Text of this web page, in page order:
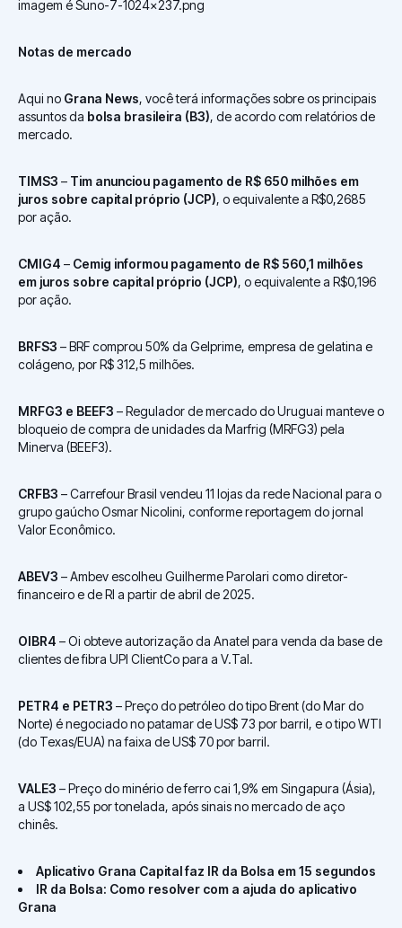
Notas de mercado
Aqui no Grana News, você terá informações sobre os principais
assuntos da bolsa brasileira (B3), de acordo com relatórios de
mercado.
TIMS3 – Tim anunciou pagamento de R$ 650 milhões em
juros sobre capital próprio (JCP), o equivalente a R$0,2685
por ação.
CMIG4 – Cemig informou pagamento de R$ 560,1 milhões
em juros sobre capital próprio (JCP), o equivalente a R$0,196
por ação.
BRFS3 – BRF comprou 50% da Gelprime, empresa de gelatina e
colágeno, por R$ 312,5 milhões.
MRFG3 e BEEF3 – Regulador de mercado do Uruguai manteve o
bloqueio de compra de unidades da Marfrig (MRFG3) pela
Minerva (BEEF3).
CRFB3 – Carrefour Brasil vendeu 11 lojas da rede Nacional para o
grupo gaúcho Osmar Nicolini, conforme reportagem do jornal
Valor Econômico.
ABEV3 – Ambev escolheu Guilherme Parolari como diretor-
financeiro e de RI a partir de abril de 2025.
OIBR4 – Oi obteve autorização da Anatel para venda da base de
clientes de fibra UPI ClientCo para a V.Tal.
PETR4 e PETR3 – Preço do petróleo do tipo Brent (do Mar do
Norte) é negociado no patamar de US$ 73 por barril, e o tipo WTI
(do Texas/EUA) na faixa de US$ 70 por barril.
VALE3 – Preço do minério de ferro cai 1,9% em Singapura (Ásia),
a US$ 102,55 por tonelada, após sinais no mercado de aço
chinês.
Aplicativo Grana Capital faz IR da Bolsa em 15 segundos
IR da Bolsa: Como resolver com a ajuda do aplicativo
Grana